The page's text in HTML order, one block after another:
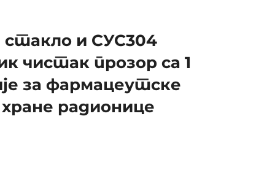
и СУС304
чистак прозор са 1
за фармацеутске
радионице